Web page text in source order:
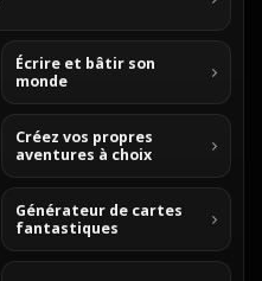
Écrire et bâtir son
monde
Créez vos propres
aventures à choix
Générateur de cartes
fantastiques